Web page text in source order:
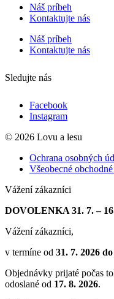
Náš príbeh
Kontaktujte nás
Náš príbeh
Kontaktujte nás
Sledujte nás
Facebook
Instagram
© 2026 Lovu a lesu
Ochrana osobných
Všeobecné
Vážení zákazníci
DOVOLENKA 31. 7. –
Vážení zákazníci,
v termíne od 31. 7. 2026
Objednávky prijaté počas
odoslané od 17. 8. 2026.